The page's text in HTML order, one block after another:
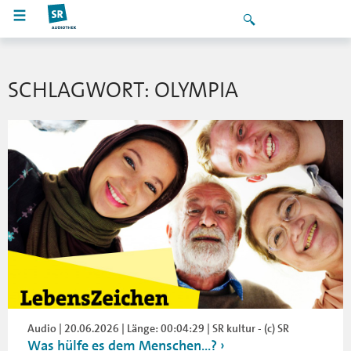
SCHLAGWORT: OLYMPIA
Audio | 20.06.2026 | Länge: 00:04:29 | SR kultur - (c) SR
Was hülfe es dem Menschen…?